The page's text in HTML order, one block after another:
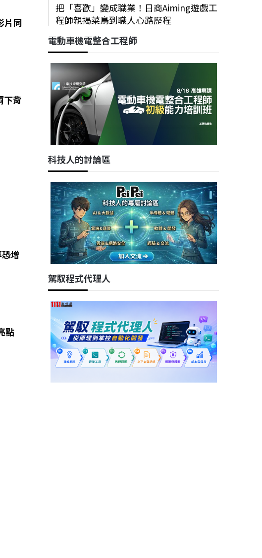
片同
下背
增
點
把「喜歡」變成職業！日商Aiming遊戲工
程師親揭菜鳥到職人心路歷程
電動車機電整合工程師
科技人的討論區
駕馭程式代理人